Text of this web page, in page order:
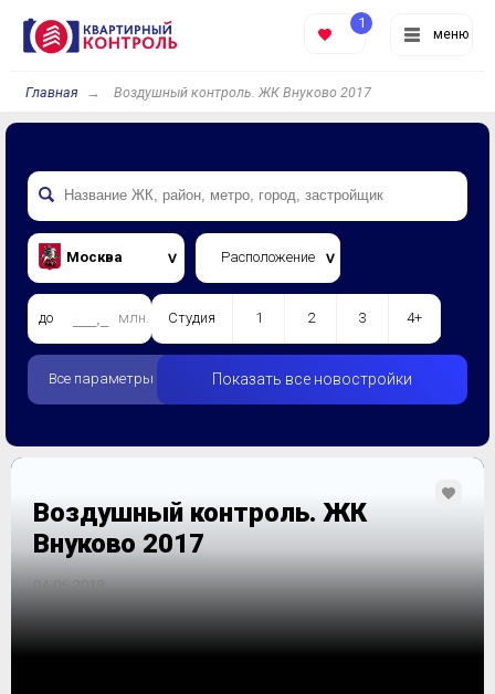
меню
1
Главная Воздушный контроль. ЖК Внуково 2017
Москва Расположение
до млн. Студия 1 2 3 4+
Все параметры Показать все новостройки
Воздушный контроль. ЖК
Внуково 2017